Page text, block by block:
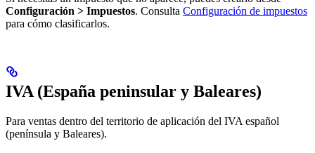
Configuración > Impuestos. Consulta Configuración de impuestos
para cómo clasificarlos.
IVA (España peninsular y Baleares)
Para ventas dentro del territorio de aplicación del IVA español
(península y Baleares).